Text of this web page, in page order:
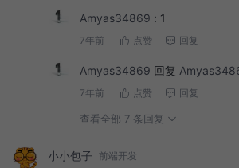
Amyas34869 : 1
7年前 点赞 回复
Amyas34869 回复
7年前 点赞 回复
查看全部 7 条回复
小小包子 前端开发